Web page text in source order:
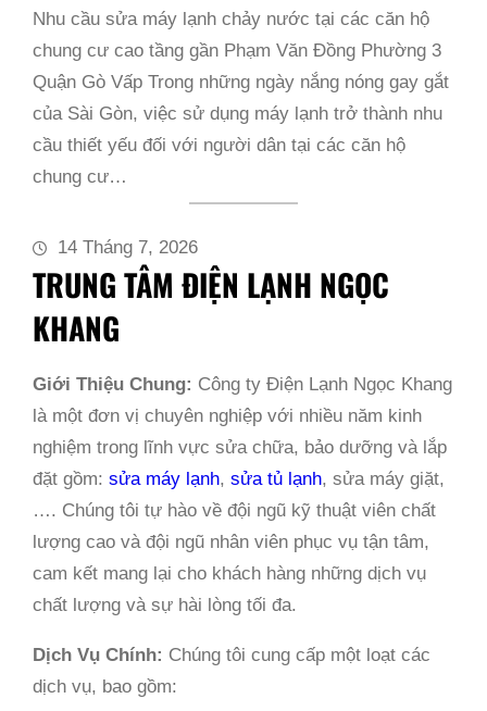
Nhu cầu sửa máy lạnh chảy nước tại các căn hộ
chung cư cao tầng gần Phạm Văn Đồng Phường 3
Quận Gò Vấp Trong những ngày nắng nóng gay gắt
của Sài Gòn, việc sử dụng máy lạnh trở thành nhu
cầu thiết yếu đối với người dân tại các căn hộ
chung cư…
14 Tháng 7, 2026
TRUNG TÂM ĐIỆN LẠNH NGỌC
KHANG
Giới Thiệu Chung: Công ty Điện Lạnh Ngọc Khang
là một đơn vị chuyên nghiệp với nhiều năm kinh
nghiệm trong lĩnh vực sửa chữa, bảo dưỡng và lắp
đặt gồm: sửa máy lạnh, sửa tủ lạnh, sửa máy giặt,
…. Chúng tôi tự hào về đội ngũ kỹ thuật viên chất
lượng cao và đội ngũ nhân viên phục vụ tận tâm,
cam kết mang lại cho khách hàng những dịch vụ
chất lượng và sự hài lòng tối đa.
Dịch Vụ Chính: Chúng tôi cung cấp một loạt các
dịch vụ, bao gồm: